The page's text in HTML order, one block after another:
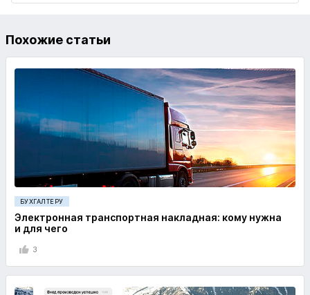
Похожие статьи
БУХГАЛТЕРУ
Электронная транспортная накладная: кому нужна
и для чего
3